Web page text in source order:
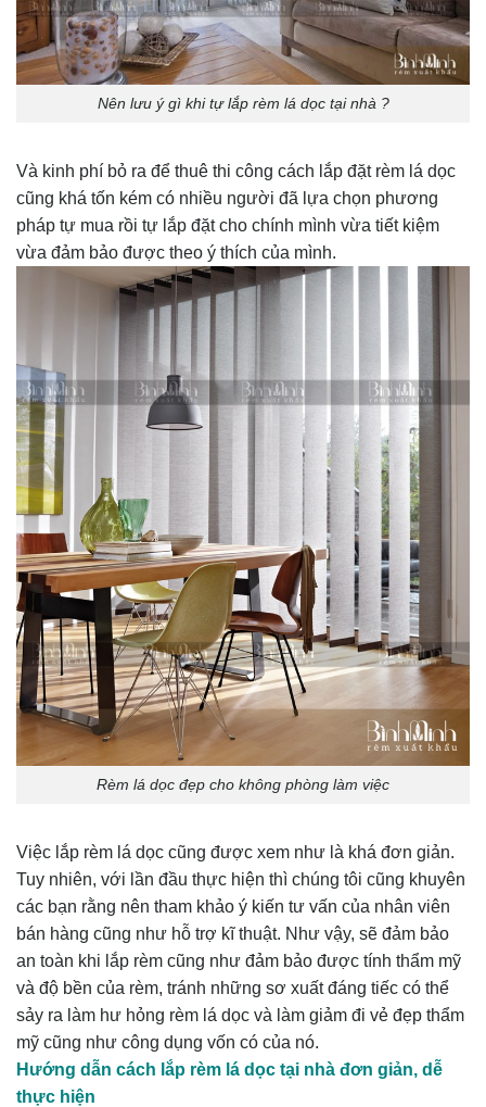
Nên lưu ý gì khi tự lắp rèm lá dọc tại nhà ?
Và kinh phí bỏ ra để thuê thi công cách lắp đặt rèm lá dọc
cũng khá tốn kém có nhiều người đã lựa chọn phương
pháp tự mua rồi tự lắp đặt cho chính mình vừa tiết kiệm
vừa đảm bảo được theo ý thích của mình.
Rèm lá dọc đẹp cho không phòng làm việc
Việc lắp rèm lá dọc cũng được xem như là khá đơn giản.
Tuy nhiên, với lần đầu thực hiện thì chúng tôi cũng khuyên
các bạn rằng nên tham khảo ý kiến tư vấn của nhân viên
bán hàng cũng như hỗ trợ kĩ thuật. Như vậy, sẽ đảm bảo
an toàn khi lắp rèm cũng như đảm bảo được tính thẩm mỹ
và độ bền của rèm, tránh những sơ xuất đáng tiếc có thể
sảy ra làm hư hỏng rèm lá dọc và làm giảm đi vẻ đẹp thẩm
mỹ cũng như công dụng vốn có của nó.
Hướng dẫn cách lắp rèm lá dọc tại nhà đơn giản, dễ
thực hiện